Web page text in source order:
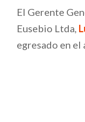
El Gerente
Eusebio Ltda,
egresado en el